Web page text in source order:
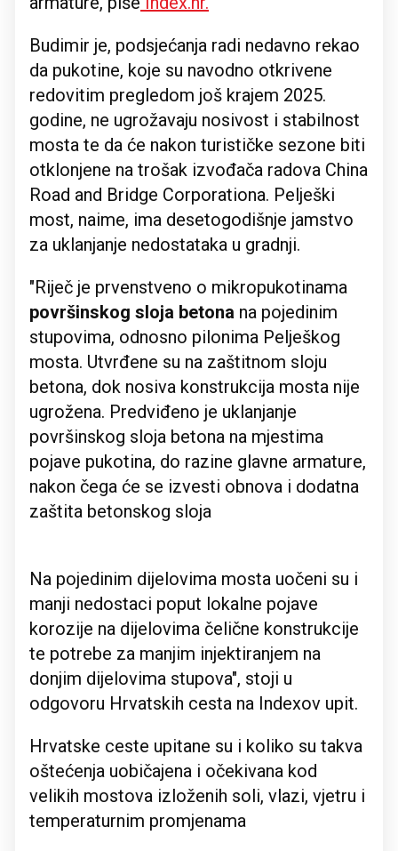
Budimir je, podsjećanja radi nedavno rekao
da pukotine, koje su navodno otkrivene
redovitim pregledom još krajem 2025.
godine, ne ugrožavaju nosivost i stabilnost
mosta te da će nakon turističke sezone biti
otklonjene na trošak izvođača radova China
Road and Bridge Corporationa. Pelješki
most, naime, ima desetogodišnje jamstvo
za uklanjanje nedostataka u gradnji.
"Riječ je prvenstveno o mikropukotinama
površinskog sloja betona na pojedinim
stupovima, odnosno pilonima Pelješkog
mosta. Utvrđene su na zaštitnom sloju
betona, dok nosiva konstrukcija mosta nije
ugrožena. Predviđeno je uklanjanje
površinskog sloja betona na mjestima
pojave pukotina, do razine glavne armature,
nakon čega će se izvesti obnova i dodatna
zaštita betonskog sloja
Na pojedinim dijelovima mosta uočeni su i
manji nedostaci poput lokalne pojave
korozije na dijelovima čelične konstrukcije
te potrebe za manjim injektiranjem na
donjim dijelovima stupova", stoji u
odgovoru Hrvatskih cesta na Indexov upit.
Hrvatske ceste upitane su i koliko su takva
oštećenja uobičajena i očekivana kod
velikih mostova izloženih soli, vlazi, vjetru i
temperaturnim promjenama